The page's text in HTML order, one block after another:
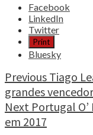
Share
post
"Porto
City
2015"
Facebook
LinkedIn
Twitter
Print
Bluesky
Continue
Reading
Previous Tiago
grandes
Next Portugal
em 2017